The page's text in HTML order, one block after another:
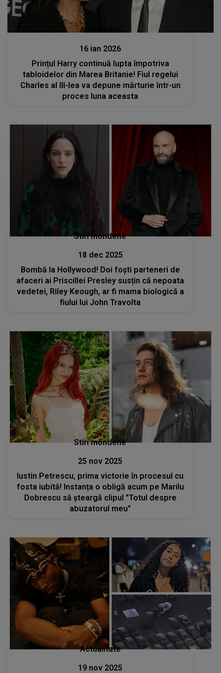
Actualitate
16 ian 2026
Prințul Harry continuă lupta împotriva
tabloidelor din Marea Britanie! Fiul regelui
Charles al III-lea va depune mărturie într-un
proces luna aceasta
Stiri mondene
18 dec 2025
Bombă la Hollywood! Doi foști parteneri de
afaceri ai Priscillei Presley susțin că nepoata
vedetei, Riley Keough, ar fi mama biologică a
fiului lui John Travolta
Stiri mondene
25 nov 2025
Iustin Petrescu, prima victorie în procesul cu
fosta iubită! Instanța o obligă acum pe Marilu
Dobrescu să șteargă clipul "Totul despre
abuzatorul meu"
Actualitate
19 nov 2025